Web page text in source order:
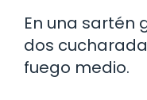
En una sartén
dos
fuego medio.